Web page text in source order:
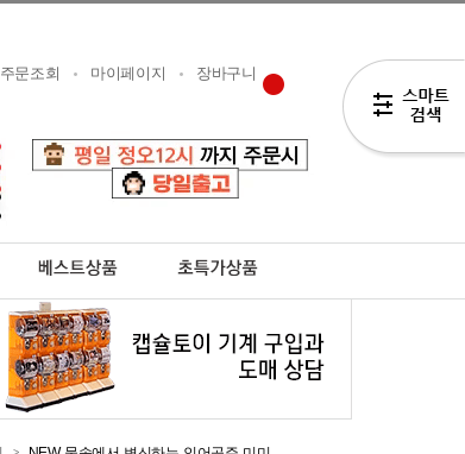
주문조회 마이페이지 장바구니